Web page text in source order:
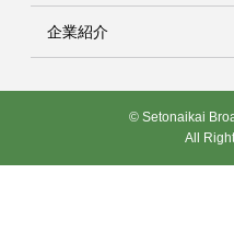
企業紹介
© Setonaikai
All